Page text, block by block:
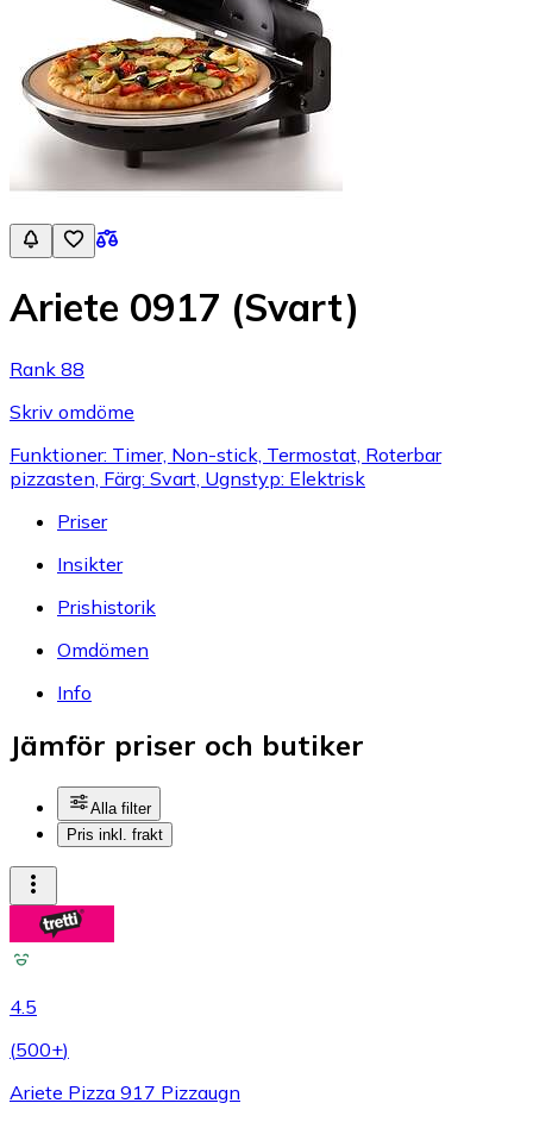
Ariete 0917 (Svart)
Rank 88
Skriv omdöme
Funktioner: Timer, Non-stick, Termostat, Roterbar
pizzasten, Färg: Svart, Ugnstyp: Elektrisk
Priser
Insikter
Prishistorik
Omdömen
Info
Jämför priser och butiker
Alla filter
Pris inkl. frakt
4.5
(500+)
Ariete Pizza 917 Pizzaugn